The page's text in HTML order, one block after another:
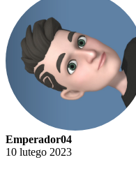
Emperador04
10 lutego 2023